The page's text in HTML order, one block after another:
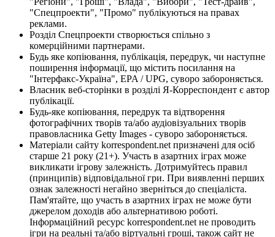
"Спецпроекти", "Промо" публікуються на правах
реклами.
Розділ Спецпроекти створюється спільно з
комерційними партнерами.
Будь яке копіювання, публікація, передрук, чи наступне
поширення інформації, що містить посилання на
"Інтерфакс-Україна", EPA / UPG, суворо забороняється.
Власник веб-сторінки в розділі Я-Корреспондент є автор
публікації.
Будь-яке копіювання, передрук та відтворення
фотографічних творів та/або аудіовізуальних творів
правовласника Getty Images - суворо забороняється.
Матеріали сайту korrespondent.net призначені для осіб
старше 21 року (21+). Участь в азартних іграх може
викликати ігрову залежність. Дотримуйтесь правил
(принципів) відповідальної гри. При виявленні перших
ознак залежності негайно зверніться до спеціаліста.
Пам'ятайте, що участь в азартних іграх не може бути
джерелом доходів або альтернативою роботі.
Інформаційний ресурс korrespondent.net не проводить
ігри на реальні та/або віртуальні гроші, також сайт не